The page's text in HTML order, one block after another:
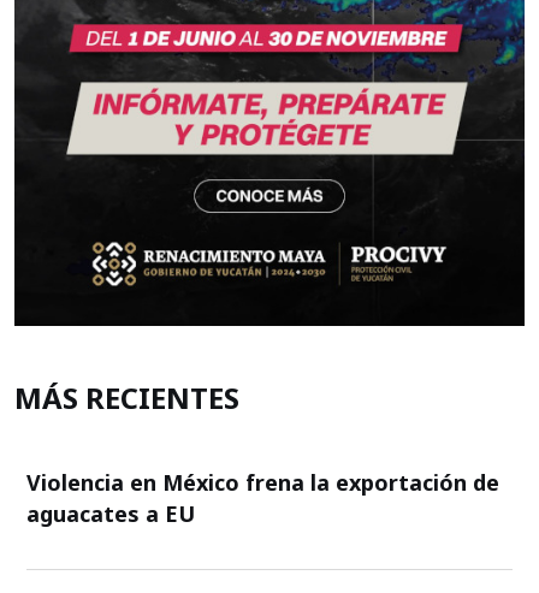
MÁS RECIENTES
Violencia en México frena la exportación de
aguacates a EU